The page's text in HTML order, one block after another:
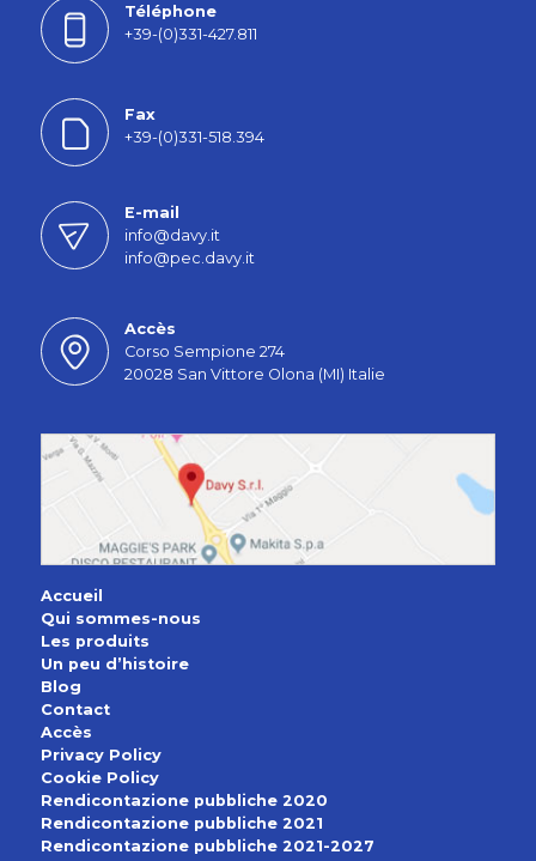
Téléphone
+39-(0)331-427.811
Fax
+39-(0)331-518.394
E-mail
info@davy.it
info@pec.davy.it
Accès
Corso Sempione 274
20028 San Vittore Olona (MI) Italie
Accueil
Qui sommes-nous
Les produits
Un peu d’histoire
Blog
Contact
Accès
Privacy Policy
Cookie Policy
Rendicontazione pubbliche 2020
Rendicontazione pubbliche 2021
Rendicontazione pubbliche 2021-2027